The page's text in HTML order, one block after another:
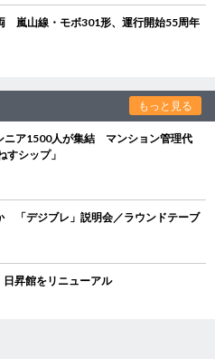
嵐山線・モボ301形、運行開始55周年
もっと見る
ニア1500人が集結 マンション管理代
すシップ」
「デジブレ」説明会／ラウンドテーブ
昇館をリニューアル